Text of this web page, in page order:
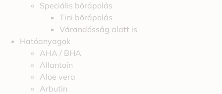
Speciális bőrápolás
Tini bőrápolás
Várandósság alatt is
Hatóanyagok
AHA / BHA
Allantoin
Aloe vera
Arbutin